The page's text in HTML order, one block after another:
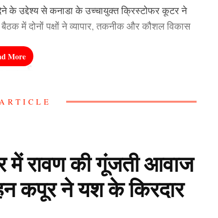
के उद्देश्य से कनाडा के उच्चायुक्त क्रिस्टोफर कूटर ने
में दोनों पक्षों ने व्यापार, तकनीक और कौशल विकास
और नवाचार केंद्र के रूप में सामने आ रहा है, जहां
में रावण की गूंजती आवाज
कपूर ने यश के किरदार